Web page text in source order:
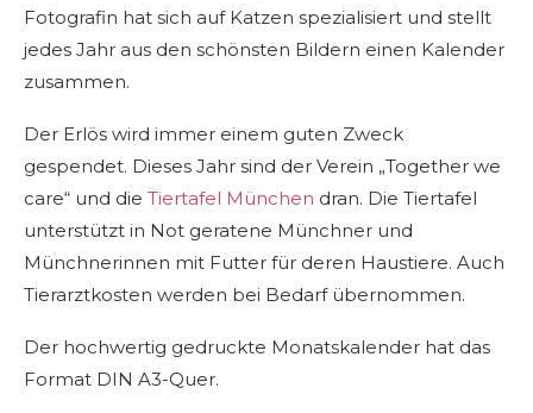
Fotografin hat sich auf Katzen spezialisiert und stellt
jedes Jahr aus den schönsten Bildern einen Kalender
zusammen.
Der Erlös wird immer einem guten Zweck
gespendet. Dieses Jahr sind der Verein „Together we
care“ und die Tiertafel München dran. Die Tiertafel
unterstützt in Not geratene Münchner und
Münchnerinnen mit Futter für deren Haustiere. Auch
Tierarztkosten werden bei Bedarf übernommen.
Der hochwertig gedruckte Monatskalender hat das
Format DIN A3-Quer.